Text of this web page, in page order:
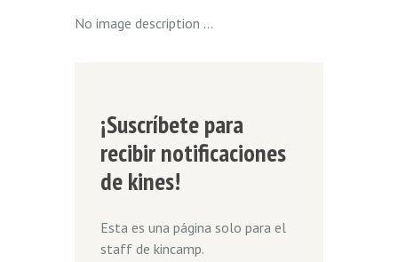
No image description ...
¡Suscríbete para
recibir notificaciones
de kines!
Esta es una página solo para el
staff de kincamp.